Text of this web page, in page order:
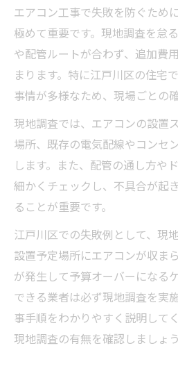
標準工事とオプショ
見積もり時に確認す
江戸川区で信頼でき
安心して進めるための工
エアコン工事前に必
エアコン設置条件や
工事当日の注意点と
工事業者との事前打
見積もり比較でエアコ
エアコン工事で発生し
室外機や配管で注意す
エアコン取り外し時
工事後の不具合対応
エアコン工事時の近隣
エアコン工事で失敗を防ぐため
極めて重要です。現地調査を怠
や配管ルートが合わず、追加費
まります。特に江戸川区の住宅
事情が多様なため、現場ごとの
現地調査では、エアコンの設置
場所、既存の電気配線やコンセ
します。また、配管の通し方や
細かくチェックし、不具合が起
ることが重要です。
江戸川区での失敗例として、現
設置予定場所にエアコンが収ま
が発生して予算オーバーになる
できる業者は必ず現地調査を実
事手順をわかりやすく説明して
現地調査の有無を確認しましょう